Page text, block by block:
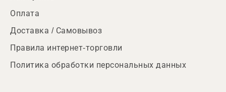
Оплата
Доставка / Самовывоз
Правила интернет-торговли
Политика обработки персональных данных